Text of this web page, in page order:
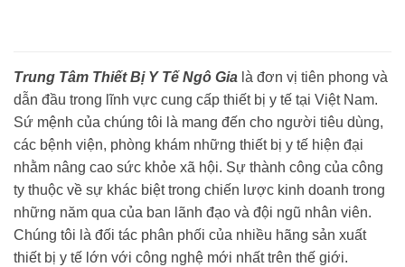
Trung Tâm Thiết Bị Y Tế Ngô Gia là đơn vị tiên phong và
dẫn đầu trong lĩnh vực cung cấp thiết bị y tế tại Việt Nam.
Sứ mệnh của chúng tôi là mang đến cho người tiêu dùng,
các bệnh viện, phòng khám những thiết bị y tế hiện đại
nhằm nâng cao sức khỏe xã hội. Sự thành công của công
ty thuộc về sự khác biệt trong chiến lược kinh doanh trong
những năm qua của ban lãnh đạo và đội ngũ nhân viên.
Chúng tôi là đối tác phân phối của nhiều hãng sản xuất
thiết bị y tế lớn với công nghệ mới nhất trên thế giới.